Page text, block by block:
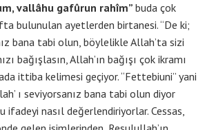
vallâhu gafûrun rahîm” buda çok
bulunulan ayetlerden birtanesi. “De ki;
bana tabi olun, böylelikle Allah’ta sizi
bağışlasın, Allah’ın bağışı çok ikramı
ittiba kelimesi geçiyor. “Fettebiuni” yani
ı seviyorsanız bana tabi olun diyor
ifadeyi nasıl değerlendiriyorlar. Cessas,